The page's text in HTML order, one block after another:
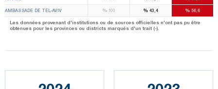
AMBASSADE DE TEL-AVIV %100 % 43,4 % 56,6
Les données provenant d'institutions ou de sources officielles n'ont pas pu être
obtenues pour les provinces ou districts marqués d'un trait (-).